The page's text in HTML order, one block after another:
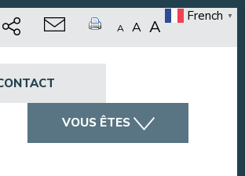
A A A
French ▼
VOUS ÊTES